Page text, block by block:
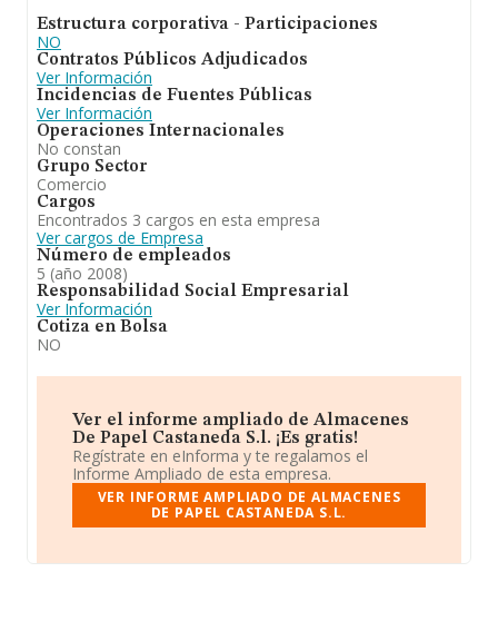
Estructura corporativa - Participaciones
NO
Contratos Públicos Adjudicados
Ver Información
Incidencias de Fuentes Públicas
Ver Información
Operaciones Internacionales
No constan
Grupo Sector
Comercio
Cargos
Encontrados 3 cargos en esta empresa
Ver cargos de Empresa
Número de empleados
5 (año 2008)
Responsabilidad Social Empresarial
Ver Información
Cotiza en Bolsa
NO
Ver el informe ampliado de Almacenes
De Papel Castaneda S.l. ¡Es gratis!
Regístrate en eInforma y te regalamos el
Informe Ampliado de esta empresa.
VER INFORME AMPLIADO DE ALMACENES
DE PAPEL CASTANEDA S.L.